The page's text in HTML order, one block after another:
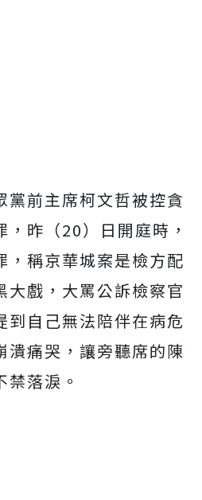
黨前主席柯文哲被控貪
昨（20）日開庭時，
，稱京華城案是檢方配
大戲，大罵公訴檢察官
到自己無法陪伴在病危
潰痛哭，讓旁聽席的陳
落淚。